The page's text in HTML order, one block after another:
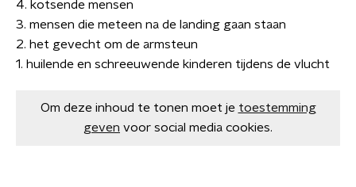
4. kotsende mensen
3. mensen die meteen na de landing gaan staan
2. het gevecht om de armsteun
​1. huilende en schreeuwende kinderen tijdens de vlucht
Om deze inhoud te tonen moet je toestemming
geven voor social media cookies.